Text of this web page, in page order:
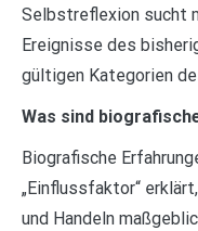
Selbstreflexion sucht
Ereignisse des
gültigen Kategorien
Was sind
Biografische
„Einflussfaktor“
und Handeln